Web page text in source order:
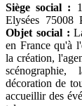
Siège social :
Elysées 75008
Objet social :
en France qu'à
la création,
décoration de
accueillir des